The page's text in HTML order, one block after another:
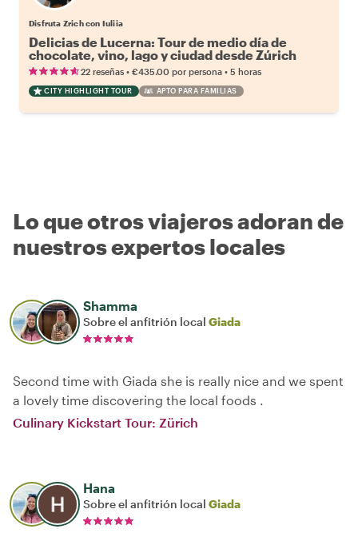
Disfruta Zrich con Iuliia
Delicias de Lucerna: Tour de medio día de
chocolate, vino, lago y ciudad desde Zúrich
22 reseñas • €435.00 por persona • 5 horas
CITY HIGHLIGHT TOUR APTO PARA FAMILIAS
Lo que otros viajeros adoran de
nuestros expertos locales
Shamma
Sobre el anfitrión local Giada
Second time with Giada she is really nice and we spent
a lovely time discovering the local foods .
Culinary Kickstart Tour: Zürich
Hana
Sobre el anfitrión local Giada